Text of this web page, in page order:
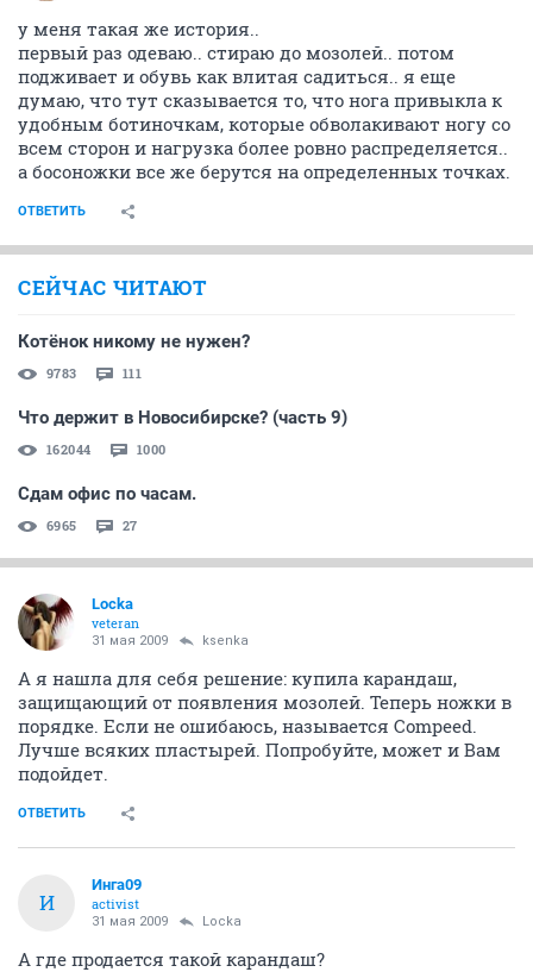
у меня такая же история..
первый раз одеваю.. стираю до мозолей.. потом
подживает и обувь как влитая садиться.. я еще
думаю, что тут сказывается то, что нога привыкла к
удобным ботиночкам, которые обволакивают ногу со
всем сторон и нагрузка более ровно распределяется..
а босоножки все же берутся на определенных точках.
ОТВЕТИТЬ
СЕЙЧАС ЧИТАЮТ
Котёнок никому не нужен?
9783 111
Что держит в Новосибирске? (часть 9)
162044 1000
Сдам офис по часам.
6965 27
Locka
veteran
31 мая 2009 ksenka
А я нашла для себя решение: купила карандаш,
защищающий от появления мозолей. Теперь ножки в
порядке. Если не ошибаюсь, называется Compeed.
Лучше всяких пластырей. Попробуйте, может и Вам
подойдет.
ОТВЕТИТЬ
И
Инга09
activist
31 мая 2009 Locka
А где продается такой карандаш?